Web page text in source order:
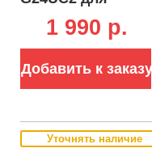
24В (2 А)
1 990 p.
Добавить к заказу
Уточнять наличие